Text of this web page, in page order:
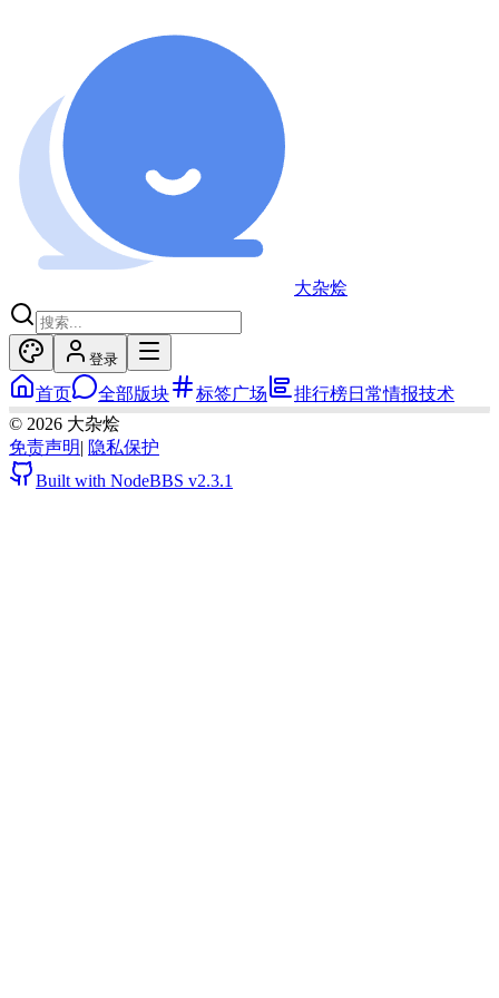
大杂烩
登录
首页 全部版块 标签广场 排行榜日常情报技术
© 2026 大杂烩
免责声明| 隐私保护
Built with NodeBBS v2.3.1